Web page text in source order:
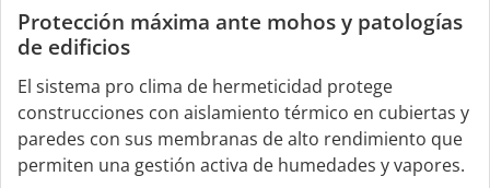
Protección máxima ante mohos y patologías
de edificios
El sistema pro clima de hermeticidad protege
construcciones con aislamiento térmico en cubiertas y
paredes con sus membranas de alto rendimiento que
permiten una gestión activa de humedades y vapores.